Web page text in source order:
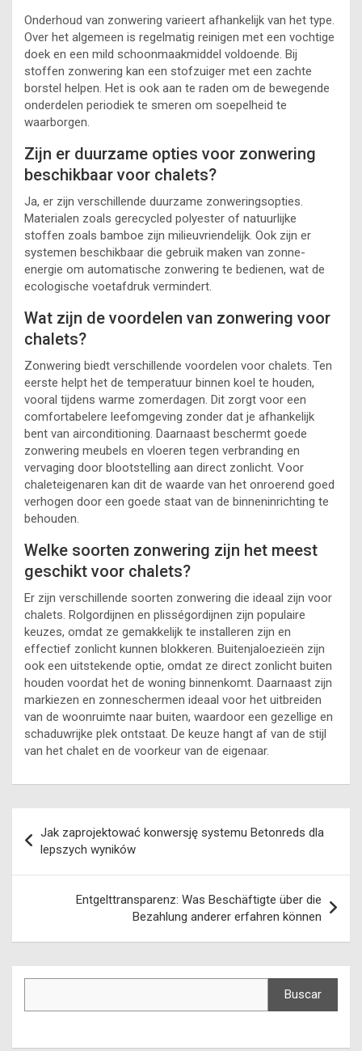
Onderhoud van zonwering varieert afhankelijk van het type.
Over het algemeen is regelmatig reinigen met een vochtige
doek en een mild schoonmaakmiddel voldoende. Bij
stoffen zonwering kan een stofzuiger met een zachte
borstel helpen. Het is ook aan te raden om de bewegende
onderdelen periodiek te smeren om soepelheid te
waarborgen.
Zijn er duurzame opties voor zonwering
beschikbaar voor chalets?
Ja, er zijn verschillende duurzame zonweringsopties.
Materialen zoals gerecycled polyester of natuurlijke
stoffen zoals bamboe zijn milieuvriendelijk. Ook zijn er
systemen beschikbaar die gebruik maken van zonne-
energie om automatische zonwering te bedienen, wat de
ecologische voetafdruk vermindert.
Wat zijn de voordelen van zonwering voor
chalets?
Zonwering biedt verschillende voordelen voor chalets. Ten
eerste helpt het de temperatuur binnen koel te houden,
vooral tijdens warme zomerdagen. Dit zorgt voor een
comfortabelere leefomgeving zonder dat je afhankelijk
bent van airconditioning. Daarnaast beschermt goede
zonwering meubels en vloeren tegen verbranding en
vervaging door blootstelling aan direct zonlicht. Voor
chaleteigenaren kan dit de waarde van het onroerend goed
verhogen door een goede staat van de binneninrichting te
behouden.
Welke soorten zonwering zijn het meest
geschikt voor chalets?
Er zijn verschillende soorten zonwering die ideaal zijn voor
chalets. Rolgordijnen en plisségordijnen zijn populaire
keuzes, omdat ze gemakkelijk te installeren zijn en
effectief zonlicht kunnen blokkeren. Buitenjaloezieën zijn
ook een uitstekende optie, omdat ze direct zonlicht buiten
houden voordat het de woning binnenkomt. Daarnaast zijn
markiezen en zonneschermen ideaal voor het uitbreiden
van de woonruimte naar buiten, waardoor een gezellige en
schaduwrijke plek ontstaat. De keuze hangt af van de stijl
van het chalet en de voorkeur van de eigenaar.
de
entradas
Jak zaprojektować konwersję systemu Betonreds dla
lepszych wyników
Entgelttransparenz: Was Beschäftigte über die
Bezahlung anderer erfahren können
Buscar